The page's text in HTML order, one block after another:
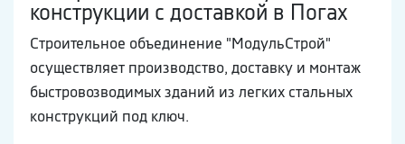
конструкции с доставкой в Погах
Строительное объединение "МодульСтрой"
осуществляет производство, доставку и монтаж
быстровозводимых зданий из легких стальных
конструкций под ключ.